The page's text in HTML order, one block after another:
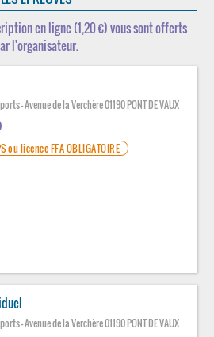
en ligne (1,20 €) vous sont offerts
l'organisateur.
- Avenue de la Verchère 01190 PONT DE VAUX
ou licence FFA OBLIGATOIRE
- Avenue de la Verchère 01190 PONT DE VAUX